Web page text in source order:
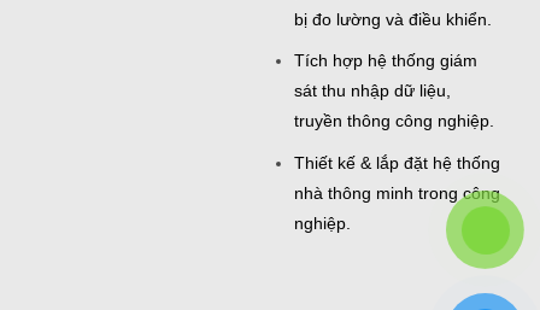
bị đo lường và điều khiển.
Tích hợp hệ thống giám
sát thu nhập dữ liệu,
truyền thông công nghiệp.
Thiết kế & lắp đặt hệ thống
nhà thông minh trong công
nghiệp.